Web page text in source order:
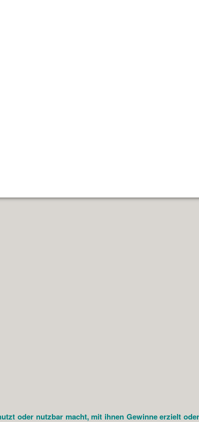
oder nutzbar macht, mit ihnen Gewinne erzielt